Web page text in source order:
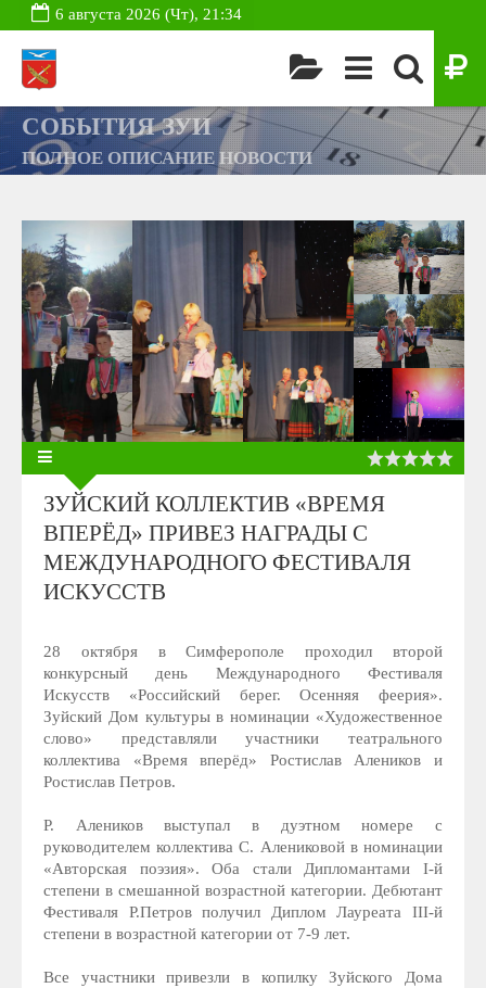
6 августа 2026 (Чт), 21:34
СОБЫТИЯ ЗУИ
ПОЛНОЕ ОПИСАНИЕ НОВОСТИ
ЗУЙСКИЙ КОЛЛЕКТИВ «ВРЕМЯ
ВПЕРЁД» ПРИВЕЗ НАГРАДЫ С
МЕЖДУНАРОДНОГО ФЕСТИВАЛЯ
ИСКУССТВ
28 октября в Симферополе проходил второй
конкурсный день Международного Фестиваля
Искусств «Российский берег. Осенняя феерия».
Зуйский Дом культуры в номинации «Художественное
слово» представляли участники театрального
коллектива «Время вперёд» Ростислав Алеников и
Ростислав Петров.
Р. Алеников выступал в дуэтном номере с
руководителем коллектива С. Алениковой в номинации
«Авторская поэзия». Оба стали Дипломантами I-й
степени в смешанной возрастной категории. Дебютант
Фестиваля Р.Петров получил Диплом Лауреата III-й
степени в возрастной категории от 7-9 лет.
Все участники привезли в копилку Зуйского Дома